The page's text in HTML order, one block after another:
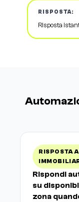
RISPOSTA:
Risposta
RISPOSTA
Rispondi
su
zona